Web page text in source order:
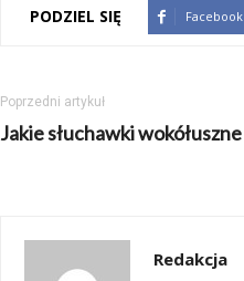
PODZIEL SIĘ Facebook
Poprzedni artykuł
Jakie słuchawki wokółuszne
Redakcja